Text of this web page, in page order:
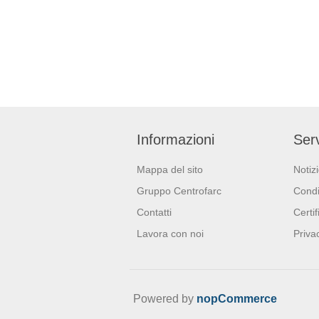
attivo
Informazioni
Mappa del sito
Gruppo Centrofarc
Contatti
Lavora con noi
Powered by nopCommerce